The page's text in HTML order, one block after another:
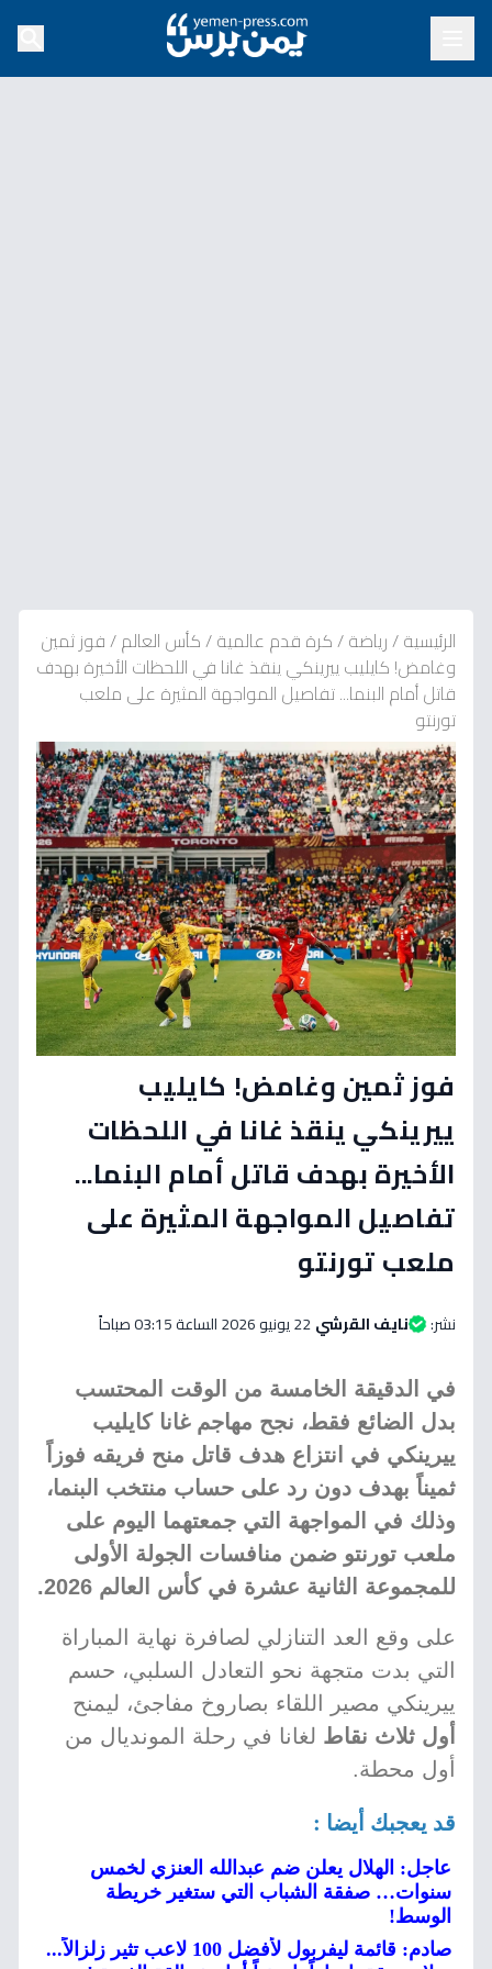
الرئيسية/رياضة/كرة قدم عالمية/كأس العالم/فوز ثمين
وغامض! كايليب ييرينكي ينقذ غانا في اللحظات الأخيرة بهدف
قاتل أمام البنما... تفاصيل المواجهة المثيرة على ملعب
تورنتو
فوز ثمين وغامض! كايليب
ييرينكي ينقذ غانا في اللحظات
الأخيرة بهدف قاتل أمام البنما...
تفاصيل المواجهة المثيرة على
ملعب تورنتو
نشر: نايف القرشي22 يونيو 2026 الساعة 03:15 صباحاً
في الدقيقة الخامسة من الوقت المحتسب
بدل الضائع فقط، نجح مهاجم غانا كايليب
ييرينكي في انتزاع هدف قاتل منح فريقه فوزاً
ثميناً بهدف دون رد على حساب منتخب البنما،
وذلك في المواجهة التي جمعتهما اليوم على
ملعب تورنتو ضمن منافسات الجولة الأولى
للمجموعة الثانية عشرة في كأس العالم 2026.
على وقع العد التنازلي لصافرة نهاية المباراة
التي بدت متجهة نحو التعادل السلبي، حسم
ييرينكي مصير اللقاء بصاروخ مفاجئ، ليمنح
أول ثلاث نقاط لغانا في رحلة المونديال من
أول محطة.
قد يعجبك أيضا :
عاجل: الهلال يعلن ضم عبدالله العنزي لخمس
سنوات… صفقة الشباب التي ستغير خريطة
الوسط!
صادم: قائمة ليفربول لأفضل 100 لاعب تثير زلزالاً...